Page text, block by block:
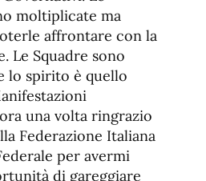
moltiplicate ma
affrontare con la
Le Squadre sono
lo spirito è quello
una volta ringrazio
Federazione Italiana
per avermi
di gareggiare